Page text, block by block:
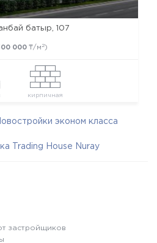
батыр, 107
000 ₸/м 2)
кирпичная
эконом класса
Trading House Nuray
застройщиков